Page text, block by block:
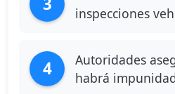
inspecciones
4
Autoridades
habrá